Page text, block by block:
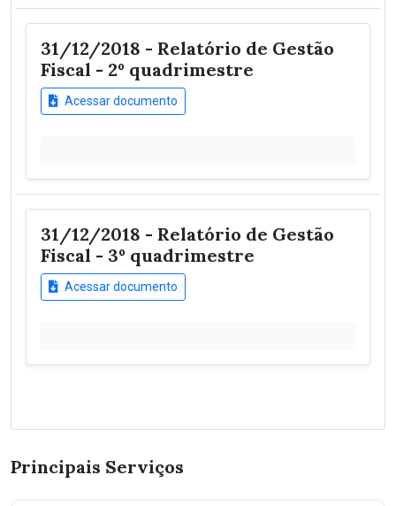
31/12/2018 - Relatório de Gestão
Fiscal - 2º quadrimestre
Acessar documento
31/12/2018 - Relatório de Gestão
Fiscal - 3º quadrimestre
Acessar documento
Principais Serviços